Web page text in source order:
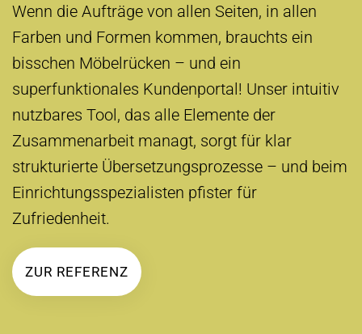
Wenn die Aufträge von allen Seiten, in allen
Farben und Formen kommen, brauchts ein
bisschen Möbelrücken – und ein
superfunktionales Kundenportal! Unser intuitiv
nutzbares Tool, das alle Elemente der
Zusammenarbeit managt, sorgt für klar
strukturierte Übersetzungsprozesse – und beim
Einrichtungsspezialisten pfister für
Zufriedenheit.
ZUR REFERENZ